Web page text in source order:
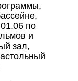
по
и
зал,